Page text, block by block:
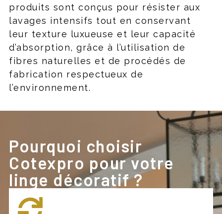
produits sont conçus pour résister aux
lavages intensifs tout en conservant
leur texture luxueuse et leur capacité
d’absorption, grâce à l’utilisation de
fibres naturelles et de procédés de
fabrication respectueux de
l’environnement.
Pourquoi choisir
Cotexpro pour votre
linge décoratif ?